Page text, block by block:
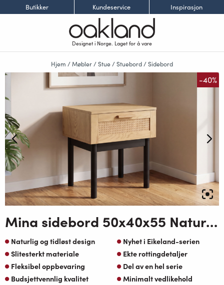
Butikker Kundeservice Inspirasjon
Designet i Norge. Laget for å vare
Hjem /Møbler /Stue /Stuebord /Sidebord
-40%
Mina sidebord 50x40x55 Natur Melamine, Sorte metall bein
Naturlig og tidløst design
Nyhet i Eikeland-serien
Slitesterkt materiale
Ekte rottingdetaljer
Fleksibel oppbevaring
Del av en hel serie
Budsjettvennlig kvalitet
Minimalt vedlikehold